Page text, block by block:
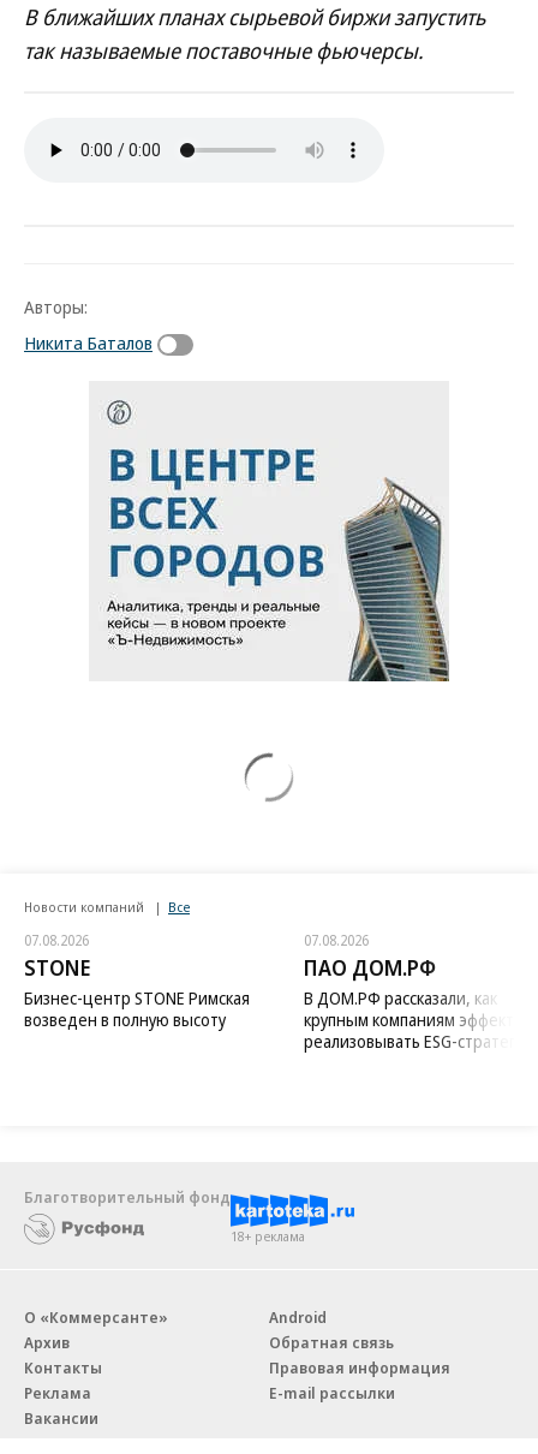
В ближайших планах сырьевой биржи запустить
так называемые поставочные фьючерсы.
Авторы:
Никита Баталов
Новости компаний Все
07.08.2026
STONE
Бизнес-центр STONE Римская
возведен в полную высоту
07.08.2026
ПАО ДОМ.РФ
В ДОМ.РФ рассказали, как
крупным компаниям
реализовывать ESG-стратегию
Благотворительный фонд
18+ реклама
О «Коммерсанте»
Архив
Контакты
Реклама
Вакансии
Android
Обратная связь
Правовая информация
E-mail рассылки